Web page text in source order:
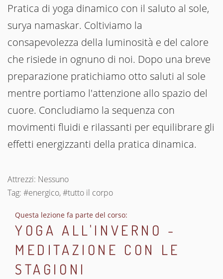
Pratica di yoga dinamico con il saluto al sole,
surya namaskar. Coltiviamo la
consapevolezza della luminosità e del calore
che risiede in ognuno di noi. Dopo una breve
preparazione pratichiamo otto saluti al sole
mentre portiamo l'attenzione allo spazio del
cuore. Concludiamo la sequenza con
movimenti fluidi e rilassanti per equilibrare gli
effetti energizzanti della pratica dinamica.
Attrezzi: Nessuno
Tag: #energico, #tutto il corpo
Questa lezione fa parte del corso:
YOGA ALL'INVERNO -
MEDITAZIONE CON LE
STAGIONI